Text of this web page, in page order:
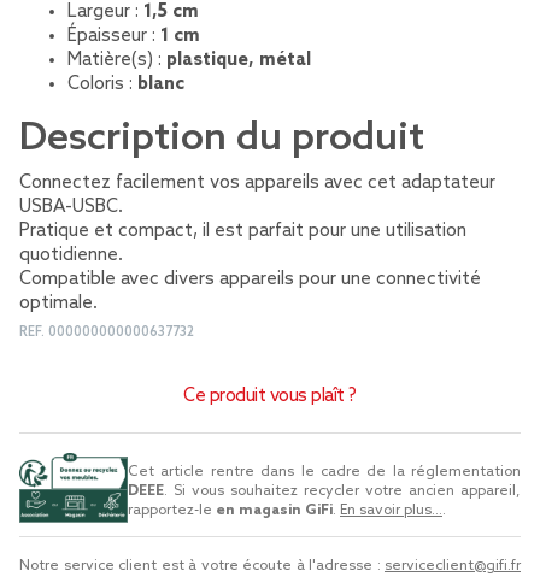
Largeur : 1,5 cm
Épaisseur : 1 cm
Matière(s) : plastique, métal
Coloris : blanc
Description du produit
Connectez facilement vos appareils avec cet adaptateur
USBA-USBC.
Pratique et compact, il est parfait pour une utilisation
quotidienne.
Compatible avec divers appareils pour une connectivité
optimale.
REF. 000000000000637732
Ce produit vous plaît ?
Cet article rentre dans le cadre de la réglementation
DEEE. Si vous souhaitez recycler votre ancien appareil,
rapportez-le en magasin GiFi. En savoir plus....
Notre service client est à votre écoute à l'adresse : serviceclient@gifi.fr